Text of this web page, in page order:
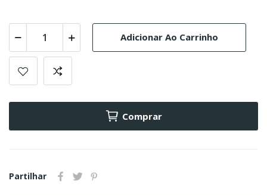
Adicionar Ao Carrinho
Comprar
Partilhar